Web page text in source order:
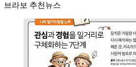
브라보 추천뉴스